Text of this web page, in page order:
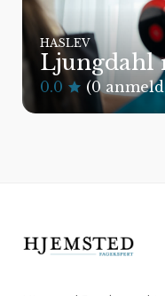
HASLEV
Ljungdahl
0.0 (0